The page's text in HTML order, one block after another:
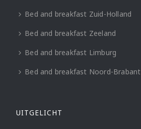
Bed and breakfast Zuid-Holland
Bed and breakfast Zeeland
Bed and breakfast Limburg
Bed and breakfast Noord-Brabant
UITGELICHT